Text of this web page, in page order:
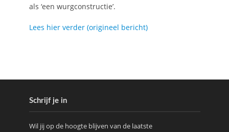
als ‘een wurgconstructie’.
Lees hier verder (origineel bericht)
Schrijf je in
Wil jij op de hoogte blijven van de laatste